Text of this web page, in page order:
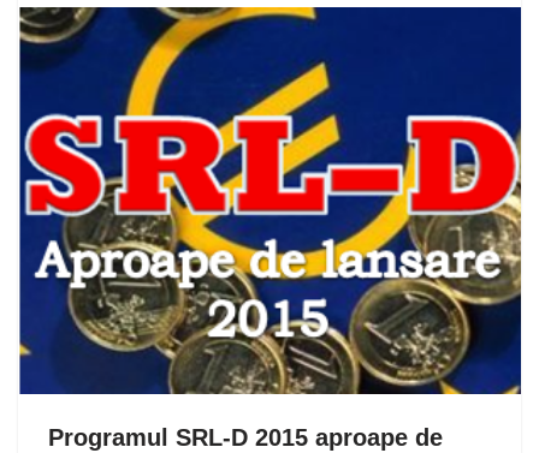
Programul SRL-D 2015 aproape de